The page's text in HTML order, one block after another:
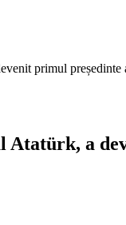
primul
Atatürk, a